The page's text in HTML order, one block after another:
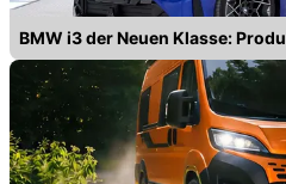
BMW i3 der Neuen Klasse: